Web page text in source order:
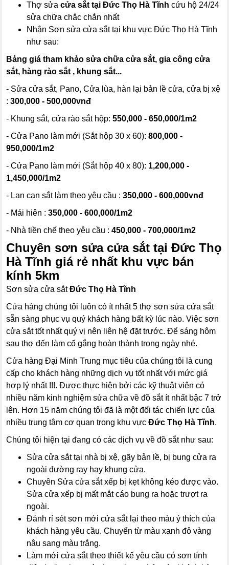
Thợ sửacửa sắt tại Đức Thọ Hà Tĩnh cứu hộ 24/24
sửa chữa chắc chắn nhất
Nhận Sơn sửa cửa sắt tại khu vực Đức Thọ Hà Tĩnh
như sau:
Bảng giá tham khảo sửa chữa cửa sắt, gia công cửa
sắt, hàng rào sắt , khung sắt...
- Sửa cửa sắt, Pano, Cửa lùa, hàn lại bản lề cửa, cửa bị xệ
:300,000 - 500,000vnđ
- Khung sắt, cửa rào sắt hộp:550,000 - 650,000/1m2
- Cửa Pano làm mới (Sắt hộp 30 x 60): 800,000 -
950,000/1m2
- Cửa Pano làm mới (Sắt hộp 40 x 80): 1,200,000 -
1,450,000/1m2
- Lan can sắt làm theo yêu cầu :350,000 - 600,000vnđ
- Mái hiên :350,000 - 600,000/1m2
- Nhà tiền chế theo yêu cầu :450,000 - 700,000/1m2
Chuyên sơn sửa cửa sắt tại Đức Thọ
Hà Tĩnh giá rẻ nhất khu vực bán
kính 5km
Sơn sửa cửa sắtĐức Thọ Hà Tĩnh
Cửa hàng chúng tôi luôn có ít nhất 5 thợ sơn sửa cửa sắt
sẵn sàng phục vụ quý khách hàng bất kỳ lúc nào. Việc sơn
cửa sắt tốt nhất quý vị nên liên hệ đặt trước. Để sáng hôm
sau thợ đến làm cố gắng hoàn thành trong ngày nhé.
Cửa hàng Đại Minh Trung mục tiêu của chúng tôi là cung
cấp cho khách hàng những dịch vụ tốt nhất với mức giá
hợp lý nhất !!!. Được thực hiện bởi các kỹ thuật viên có
nhiều năm kinh nghiệm sửa chữa về đồ sắt ít nhất bậc 7 trở
lên. Hơn 15 năm chúng tôi đã là một đối tác chiến lực của
nhiều trung tâm cơ quan trong khu vựcĐức Thọ Hà Tĩnh.
Chúng tôi hiện tại đang có các dịch vụ về đồ sắt như sau:
Sửa cửa sắt tại nhà bị xệ, gãy bản lề, bị bung cửa ra
ngoài đường ray hay khung cửa.
Chuyên Sửa cửa sắt xếp bị kẹt không kéo được vào.
Sửa cửa xếp bị mất mắt cáo bung ra hoặc trượt ra
ngoài.
Đánh rỉ sét sơn mới cửa sắt lại theo màu ý thích của
khách hàng yêu cầu. Chuyển từ màu xanh đỏ vàng
nâu sang màu trắng.
Làm mới cửa sắt theo thiết kế yêu cầu có sơn tính